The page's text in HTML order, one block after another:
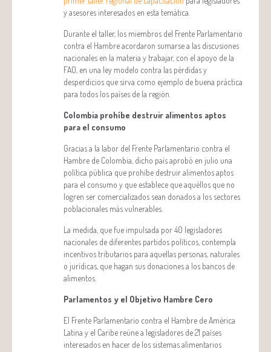
y asesores interesados en esta temática.
Durante el taller, los miembros del Frente Parlamentario
contra el Hambre acordaron sumarse a las discusiones
nacionales en la materia y trabajar, con el apoyo de la
FAO, en una ley modelo contra las pérdidas y
desperdicios que sirva como ejemplo de buena práctica
para todos los países de la región.
Colombia prohíbe destruir alimentos aptos
para el consumo
Gracias a la labor del Frente Parlamentario contra el
Hambre de Colombia, dicho país aprobó en julio una
política pública que prohíbe destruir alimentos aptos
para el consumo y que establece que aquéllos que no
logren ser comercializados sean donados a los sectores
poblacionales más vulnerables.
La medida, que fue impulsada por 40 legisladores
nacionales de diferentes partidos políticos, contempla
incentivos tributarios para aquellas personas, naturales
o jurídicas, que hagan sus donaciones a los bancos de
alimentos.
Parlamentos y el Objetivo Hambre Cero
El Frente Parlamentario contra el Hambre de América
Latina y el Caribe reúne a legisladores de 21 países
interesados en hacer de los sistemas alimentarios